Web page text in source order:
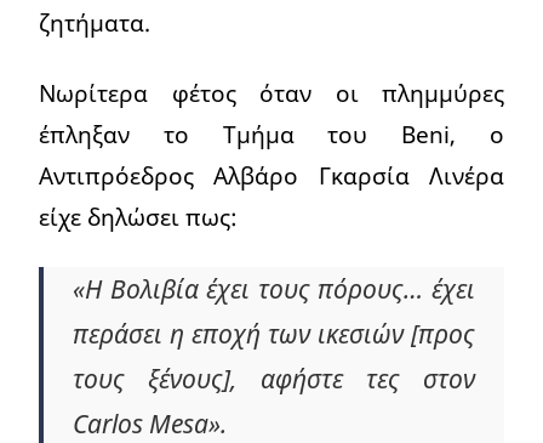
ζητήματα.
Νωρίτερα φέτος όταν οι πλημμύρες
έπληξαν το Τμήμα του Beni, ο
Αντιπρόεδρος Αλβάρο Γκαρσία Λινέρα
είχε δηλώσει πως:
«Η Βολιβία έχει τους πόρους… έχει
περάσει η εποχή των ικεσιών [προς
τους ξένους], αφήστε τες στον
Carlos Mesa».